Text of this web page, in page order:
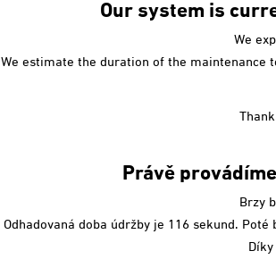
Our system is
We
We estimate the duration of the maintenance
Právě
Brzy
Odhadovaná doba údržby je 116 sekund.